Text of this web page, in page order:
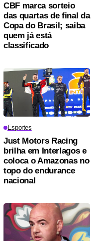
CBF marca sorteio
das quartas de final da
Copa do Brasil; saiba
quem já está
classificado
Esportes
Just Motors Racing
brilha em Interlagos e
coloca o Amazonas no
topo do endurance
nacional